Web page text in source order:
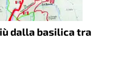
dalla basilica tra